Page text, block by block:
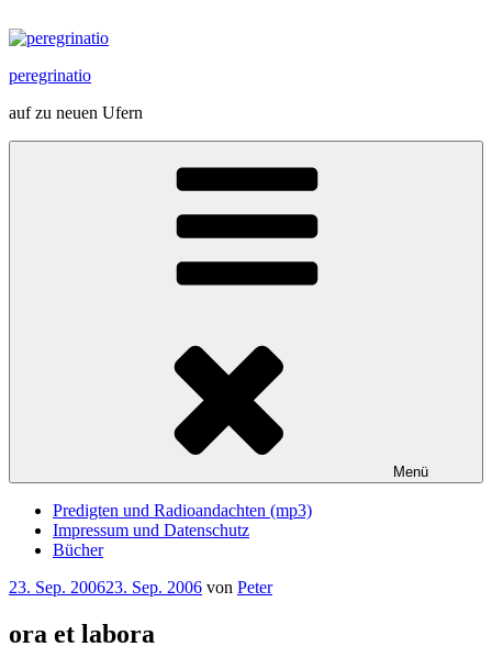
Inhalt
peregrinatio
auf zu neuen Ufern
Menü
Predigten und Radioandachten (mp3)
Impressum und Datenschutz
Bücher
Veröffentlicht
23. Sep. 200623. Sep. 2006 von Peter
ora et labora